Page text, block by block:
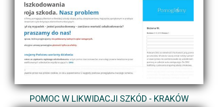
POMOC W LIKWIDACJI SZKÓD - KRAKÓW